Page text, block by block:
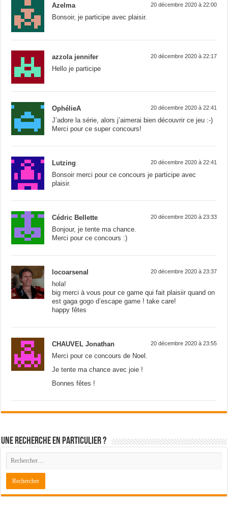
Azelma 20 décembre 2020 à 22:00
Bonsoir, je participe avec plaisir.
azzola jennifer 20 décembre 2020 à 22:17
Hello je participe
OphélieA 20 décembre 2020 à 22:41
J’adore la série, alors j’aimerai bien découvrir ce jeu :-)
Merci pour ce super concours!
Lutzing 20 décembre 2020 à 22:41
Bonsoir merci pour ce concours je participe avec
plaisir.
Cédric Bellette 20 décembre 2020 à 23:33
Bonjour, je tente ma chance.
Merci pour ce concours :)
locoarsenal 20 décembre 2020 à 23:37
hola!
big merci à vous pour ce game qui fait plaisiir quand on
est gaga gogo d’escape game ! take care!
happy fêtes
CHAUVEL Jonathan 20 décembre 2020 à 23:55
Merci pour ce concours de Noel.
Je tente ma chance avec joie !
Bonnes fêtes !
Une recherche en particulier ?